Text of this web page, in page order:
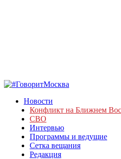
Новости
Конфликт на Ближнем
СВО
Интервью
Программы и ведущие
Сетка вещания
Редакция